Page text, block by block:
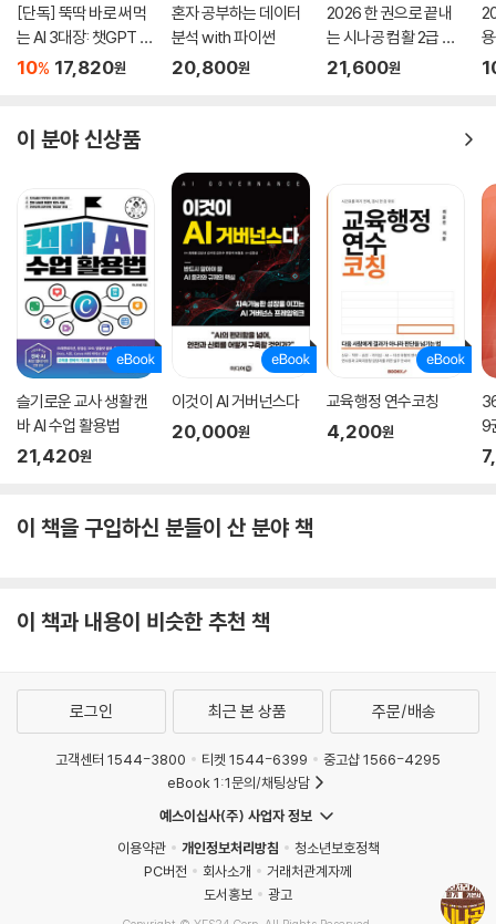
[단독] 뚝딱 바로 써먹
는 AI 3대장: 챗GPT ·
제미나이 · 클로드
10% 17,820원
혼자 공부하는 데이터
분석 with 파이썬
20,800원
2026 한 권으로 끝내
는 시나공 컴활 2급 필
기+실기
21,600원
이 분야 신상품
슬기로운 교사 생활 캔
바 AI 수업 활용법
21,420원
이것이 AI 거버넌스다
20,000원
교육행정 연수코칭
4,200원
9
이 책을 구입하신 분들이 산 분야 책
이 책과 내용이 비슷한 추천 책
로그인 최근 본 상품 주문/배송
고객센터 1544-3800 티켓 1544-6399
중고샵 1566-4295
eBook 1:1문의/채팅상담
예스이십사(주) 사업자 정보
이용약관
개인정보처리방침
청소년보호정책
PC버전
회사소개
거래처관계자께
도서홍보
광고